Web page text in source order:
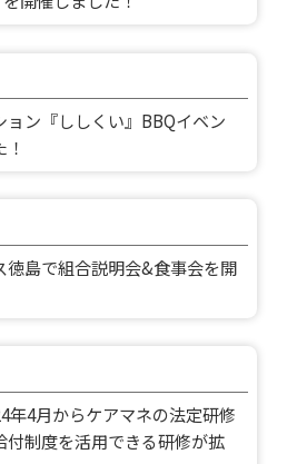
ン『ししくい』BBQイベン
徳島で組合説明会&食事会を開
年4月からケアマネの法定研修
付制度を活用できる研修が拡